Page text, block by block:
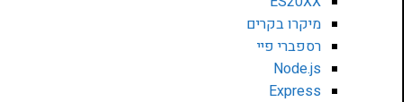
מיקרו בקרים
רספברי פיי
Node.js
Express